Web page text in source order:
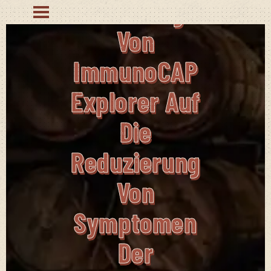
Auswirkungen
Von
ImmunoCAP
Explorer Auf
Die
Reduzierung
Von
Symptomen
Der